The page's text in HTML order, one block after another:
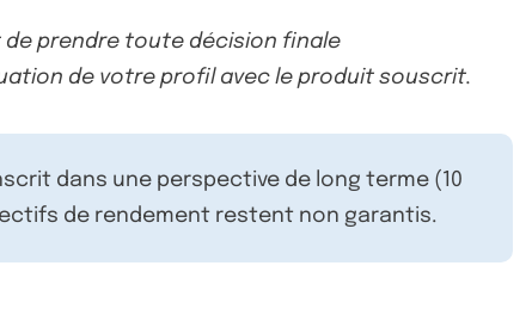
de prendre toute décision finale
de votre profil avec le produit souscrit.
dans une perspective de long terme (10
de rendement restent non garantis.